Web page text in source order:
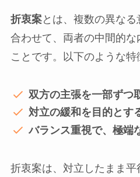
折衷案とは、複数の異な
合わせて、両者の中間的
ことです。以下のような特
双方の主張を一部ずつ
対立の緩和を目的とす
バランス重視で、極端
折衷案は、対立したまま